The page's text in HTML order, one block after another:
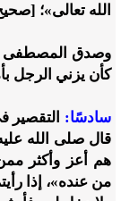
الله تعالى»؛
وصدق المصطفى
كأن يزني الرجل
سادسًا: التقصير
قال صلى الله
هم أعز وأكثر
من عنده»، إذا